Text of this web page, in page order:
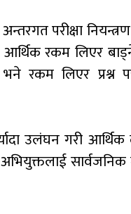
परीक्षा
आर्थिक रकम लिएर
रकम लिएर प्रश्न
उलंघन गरी